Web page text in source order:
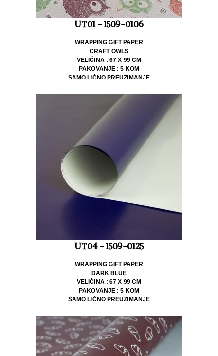
UT01 - 1509-0106
WRAPPING GIFT PAPER
CRAFT OWLS
VELIČINA : 67 X 99 CM
PAKOVANJE : 5 KOM
SAMO LIČNO PREUZIMANJE
UT04 - 1509-0125
WRAPPING GIFT PAPER
DARK BLUE
VELIČINA : 67 X 99 CM
PAKOVANJE : 5 KOM
SAMO LIČNO PREUZIMANJE